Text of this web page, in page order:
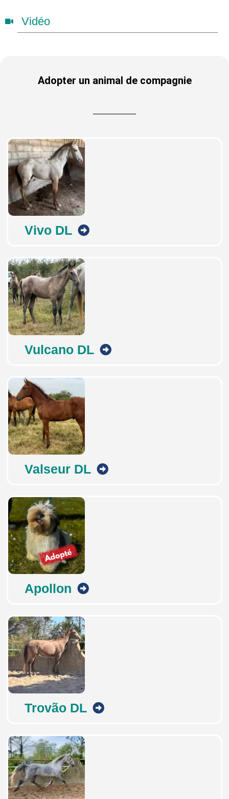
Vidéo
Adopter un animal de compagnie
Vivo DL
Vulcano DL
Valseur DL
Apollon
Trovão DL